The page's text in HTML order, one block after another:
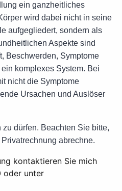
ein ganzheitliches
wird dabei nicht in seine
aufgegliedert, sondern als
Aspekte sind
Beschwerden, Symptome
komplexes System. Bei
nicht die Symptome
Ursachen und Auslöser
zu dürfen. Beachten Sie bitte,
abrechne.
kontaktieren Sie mich
oder unter